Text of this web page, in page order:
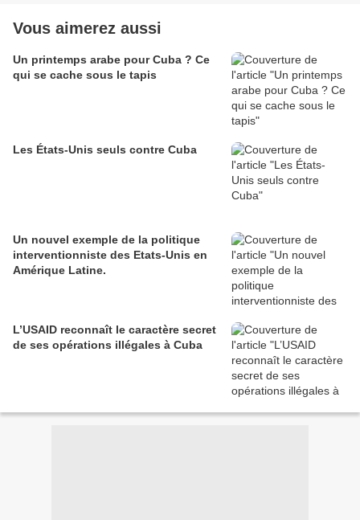
Vous aimerez aussi
Un printemps arabe pour Cuba ? Ce
qui se cache sous le tapis
Les États-Unis seuls contre Cuba
Un nouvel exemple de la politique
interventionniste des Etats-Unis en
Amérique Latine.
L’USAID reconnaît le caractère secret
de ses opérations illégales à Cuba